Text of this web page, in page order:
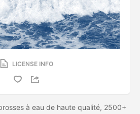
LICENSE INFO
à eau de haute qualité, 2500+